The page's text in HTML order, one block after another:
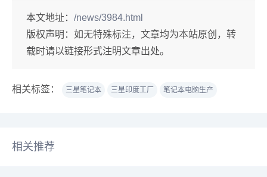
本文地址： /news/3984.html
版权声明： 如无特殊标注，文章均为本站原创，转
载时请以链接形式注明文章出处。
相关标签： 三星笔记本 三星印度工厂 笔记本电脑生产
相关推荐